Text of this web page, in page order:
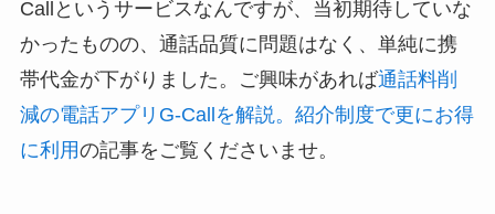
Callというサービスなんですが、当初期待していな
かったものの、通話品質に問題はなく、単純に携
帯代金が下がりました。ご興味があれば通話料削
減の電話アプリG-Callを解説。紹介制度で更にお得
に利用の記事をご覧くださいませ。